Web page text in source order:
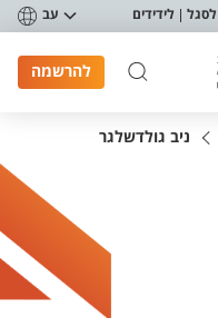
לסגל לידידים עב
להרשמה
ניב גולדשלגר